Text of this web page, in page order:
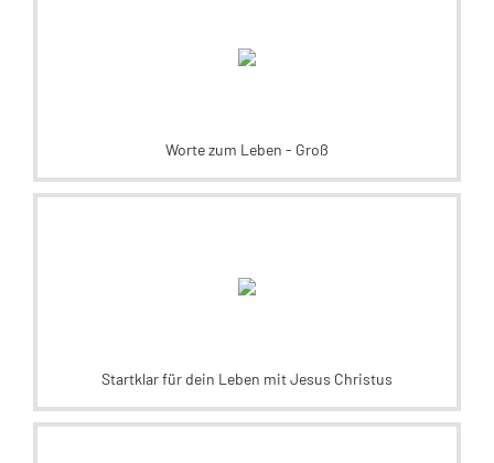
Worte zum Leben - Groß
Startklar für dein Leben mit Jesus Christus